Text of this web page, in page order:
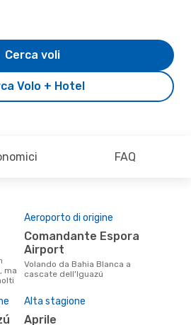
Volo + Hotel
Cerca voli
FAQ
ma
Aeroporto di origine
Comandante Espora
Airport
Volando da Bahia Blanca a
cascate dell'Iguazú
Alta stagione
aprile